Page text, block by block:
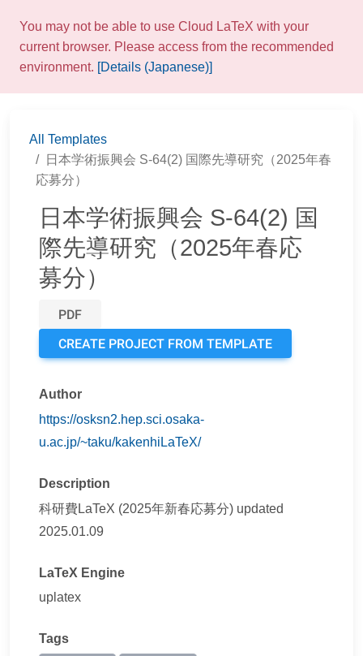
You may not be able to use Cloud LaTeX with your
current browser. Please access from the recommended
environment. [Details (Japanese)]
All Templates
日本学術振興会 S-64(2) 国際先導研究（2025年春
応募分）
日本学術振興会 S-64(2) 国
際先導研究（2025年春応
募分）
PDF
CREATE PROJECT FROM TEMPLATE
Author
https://osksn2.hep.sci.osaka-
u.ac.jp/~taku/kakenhiLaTeX/
Description
科研費LaTeX (2025年新春応募分) updated
2025.01.09
LaTeX Engine
uplatex
Tags